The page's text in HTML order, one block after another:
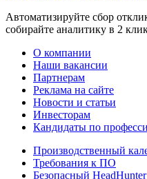
Автоматизируйте сбор
собирайте аналитику в 2
О компании
Наши вакансии
Партнерам
Реклама на сайте
Новости и статьи
Инвесторам
Кандидаты по
Производственный
Требования к ПО
Безопасный HeadHunter